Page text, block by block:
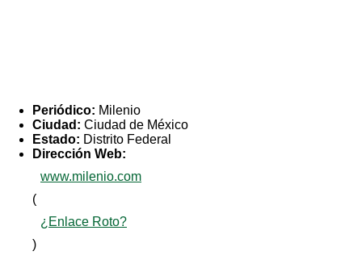
Periódico: Milenio
Ciudad: Ciudad de México
Estado: Distrito Federal
Dirección Web:
www.milenio.com
(
¿Enlace Roto?
)